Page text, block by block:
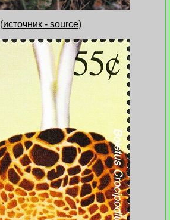
(источник - source)